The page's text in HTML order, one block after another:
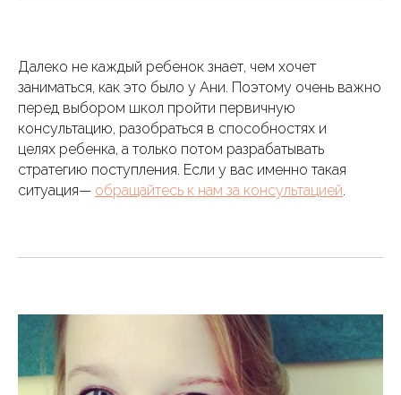
Далеко не каждый ребенок знает, чем хочет
заниматься, как это было у Ани. Поэтому очень важно
перед выбором школ пройти первичную
консультацию, разобраться в способностях и
целях ребенка, а только потом разрабатывать
стратегию поступления. Если у вас именно такая
ситуация— обращайтесь к нам за консультацией.